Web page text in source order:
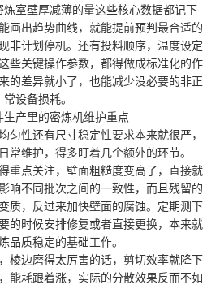
室壁厚减薄的量这些核心数据都记下
画出趋势曲线，就能提前预判最合适的
非计划停机。还有投料顺序，温度设定
些关键操作参数，都得做成标准化的作
的差异就小了，也能减少没必要的非正
常设备损耗。
生产里的密炼机维护重点
匀性还有尺寸稳定性要求本来就很严，
常维护，得多盯着几个额外的环节。
重点关注，壁面粗糙度变高了，直接就
响不同批次之间的一致性，而且残留的
质，反过来加快壁面的腐蚀。定期测下
的时候安排修复或者直接更换，本来就
品质稳定的基础工作。
棱边磨得太厉害的话，剪切效率就降下
能耗跟着涨，实际的分散效果反而不如